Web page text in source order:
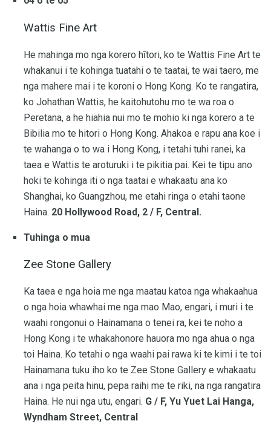
Wattis Fine Art
He mahinga mo nga korero hītori, ko te Wattis Fine Art te
whakanui i te kohinga tuatahi o te taatai, te wai taero, me
nga mahere mai i te koroni o Hong Kong. Ko te rangatira,
ko Johathan Wattis, he kaitohutohu mo te wa roa o
Peretana, a he hiahia nui mo te mohio ki nga korero a te
Bibilia mo te hitori o Hong Kong. Ahakoa e rapu ana koe i
te wahanga o to wa i Hong Kong, i tetahi tuhi ranei, ka
taea e Wattis te aroturuki i te pikitia pai. Kei te tipu ano
hoki te kohinga iti o nga taatai ​​e whakaatu ana ko
Shanghai, ko Guangzhou, me etahi ringa o etahi taone
Haina. 20 Hollywood Road, 2 / F, Central.
Tuhinga o mua
Zee Stone Gallery
Ka taea e nga hoia me nga maatau katoa nga whakaahua
o nga hoia whawhai me nga mao Mao, engari, i muri i te
waahi rongonui o Hainamana o tenei ra, kei te noho a
Hong Kong i te whakahonore hauora mo nga ahua o nga
toi Haina. Ko tetahi o nga waahi pai rawa ki te kimi i te toi
Hainamana tuku iho ko te Zee Stone Gallery e whakaatu
ana i nga peita hinu, pepa raihi me te riki, na nga rangatira
Haina. He nui nga utu, engari. G / F, Yu Yuet Lai Hanga,
Wyndham Street, Central